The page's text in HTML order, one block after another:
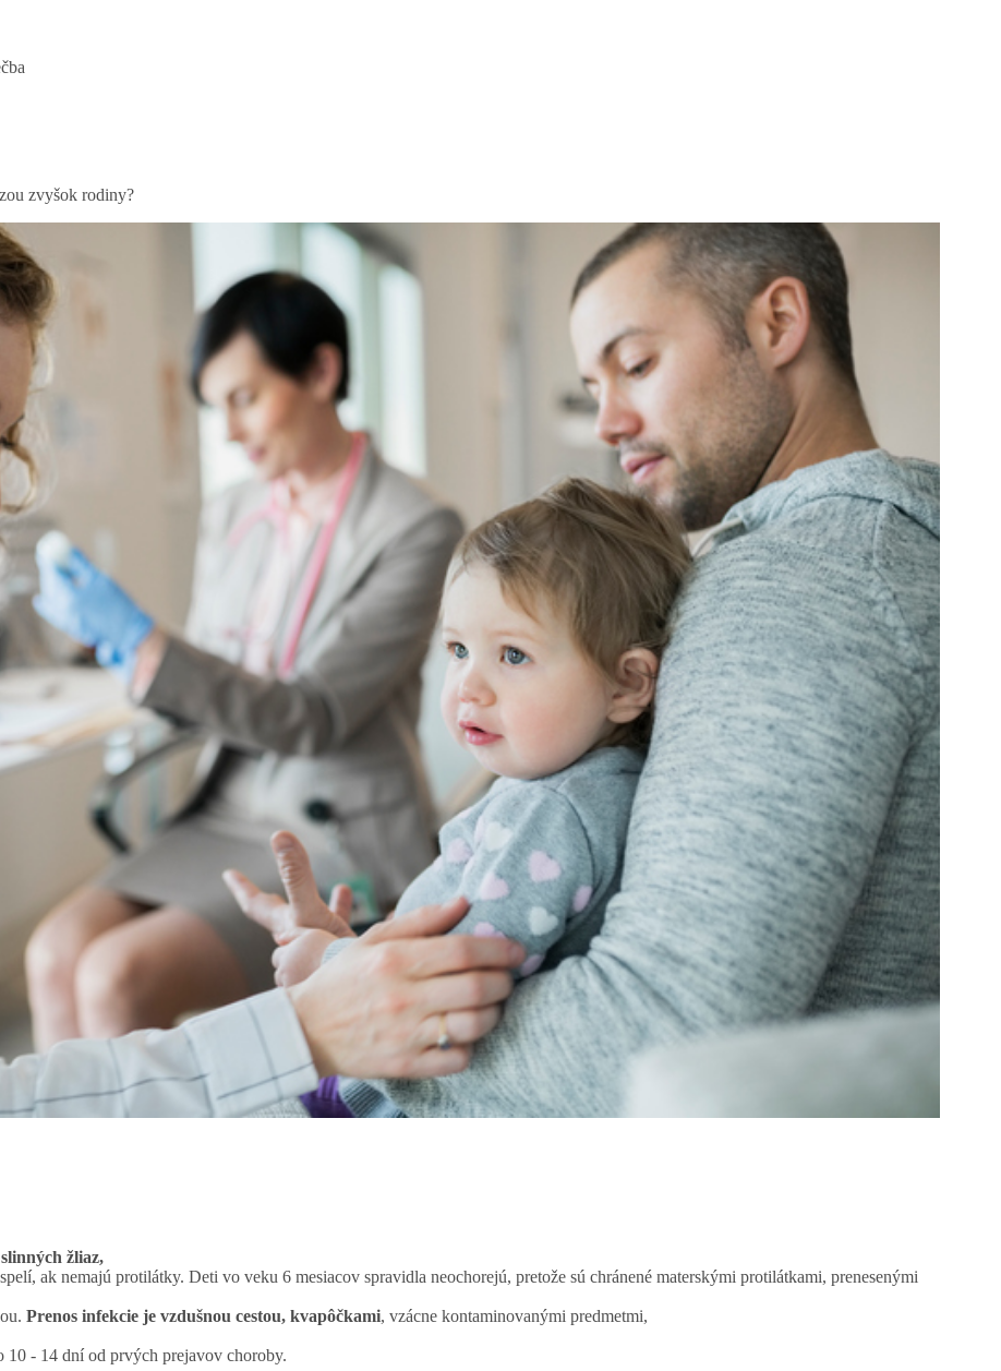
zvyšok rodiny?
žliaz,
ak nemajú protilátky. Deti vo veku 6 mesiacov spravidla neochorejú, pretože sú chránené materskými protilátkami, prenesenými
Prenos infekcie je vzdušnou cestou, kvapôčkami, vzácne kontaminovanými predmetmi,
- 14 dní od prvých prejavov choroby.